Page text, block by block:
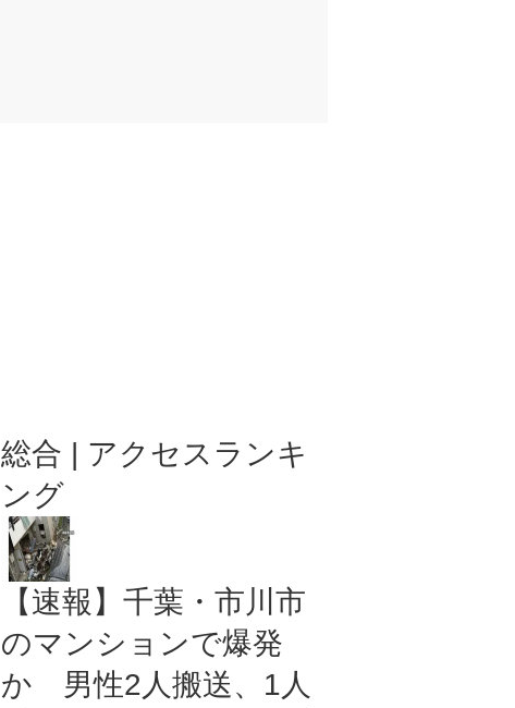
総合 | アクセスランキ
ング
【速報】千葉・市川市
のマンションで爆発
か 男性2人搬送、1人